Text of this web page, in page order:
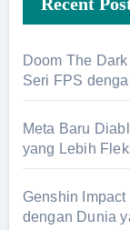
Doom The
Seri FPS
Meta Baru
yang Lebih
Genshin
dengan Dunia